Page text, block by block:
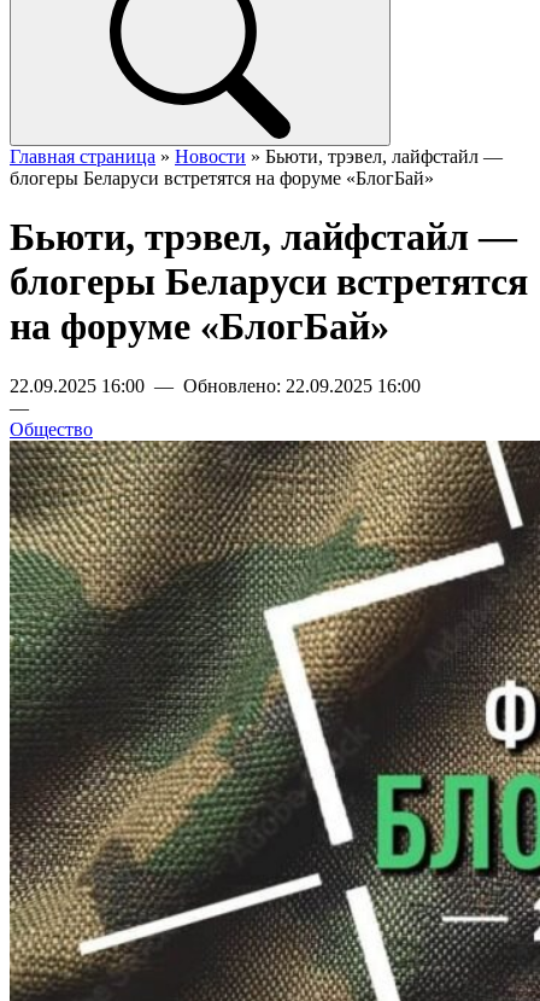
Главная страница » Новости » Бьюти, трэвел, лайфстайл —
блогеры Беларуси встретятся на форуме «БлогБай»
Бьюти, трэвел, лайфстайл —
блогеры Беларуси встретятся
на форуме «БлогБай»
22.09.2025 16:00 — Обновлено: 22.09.2025 16:00
—
Общество